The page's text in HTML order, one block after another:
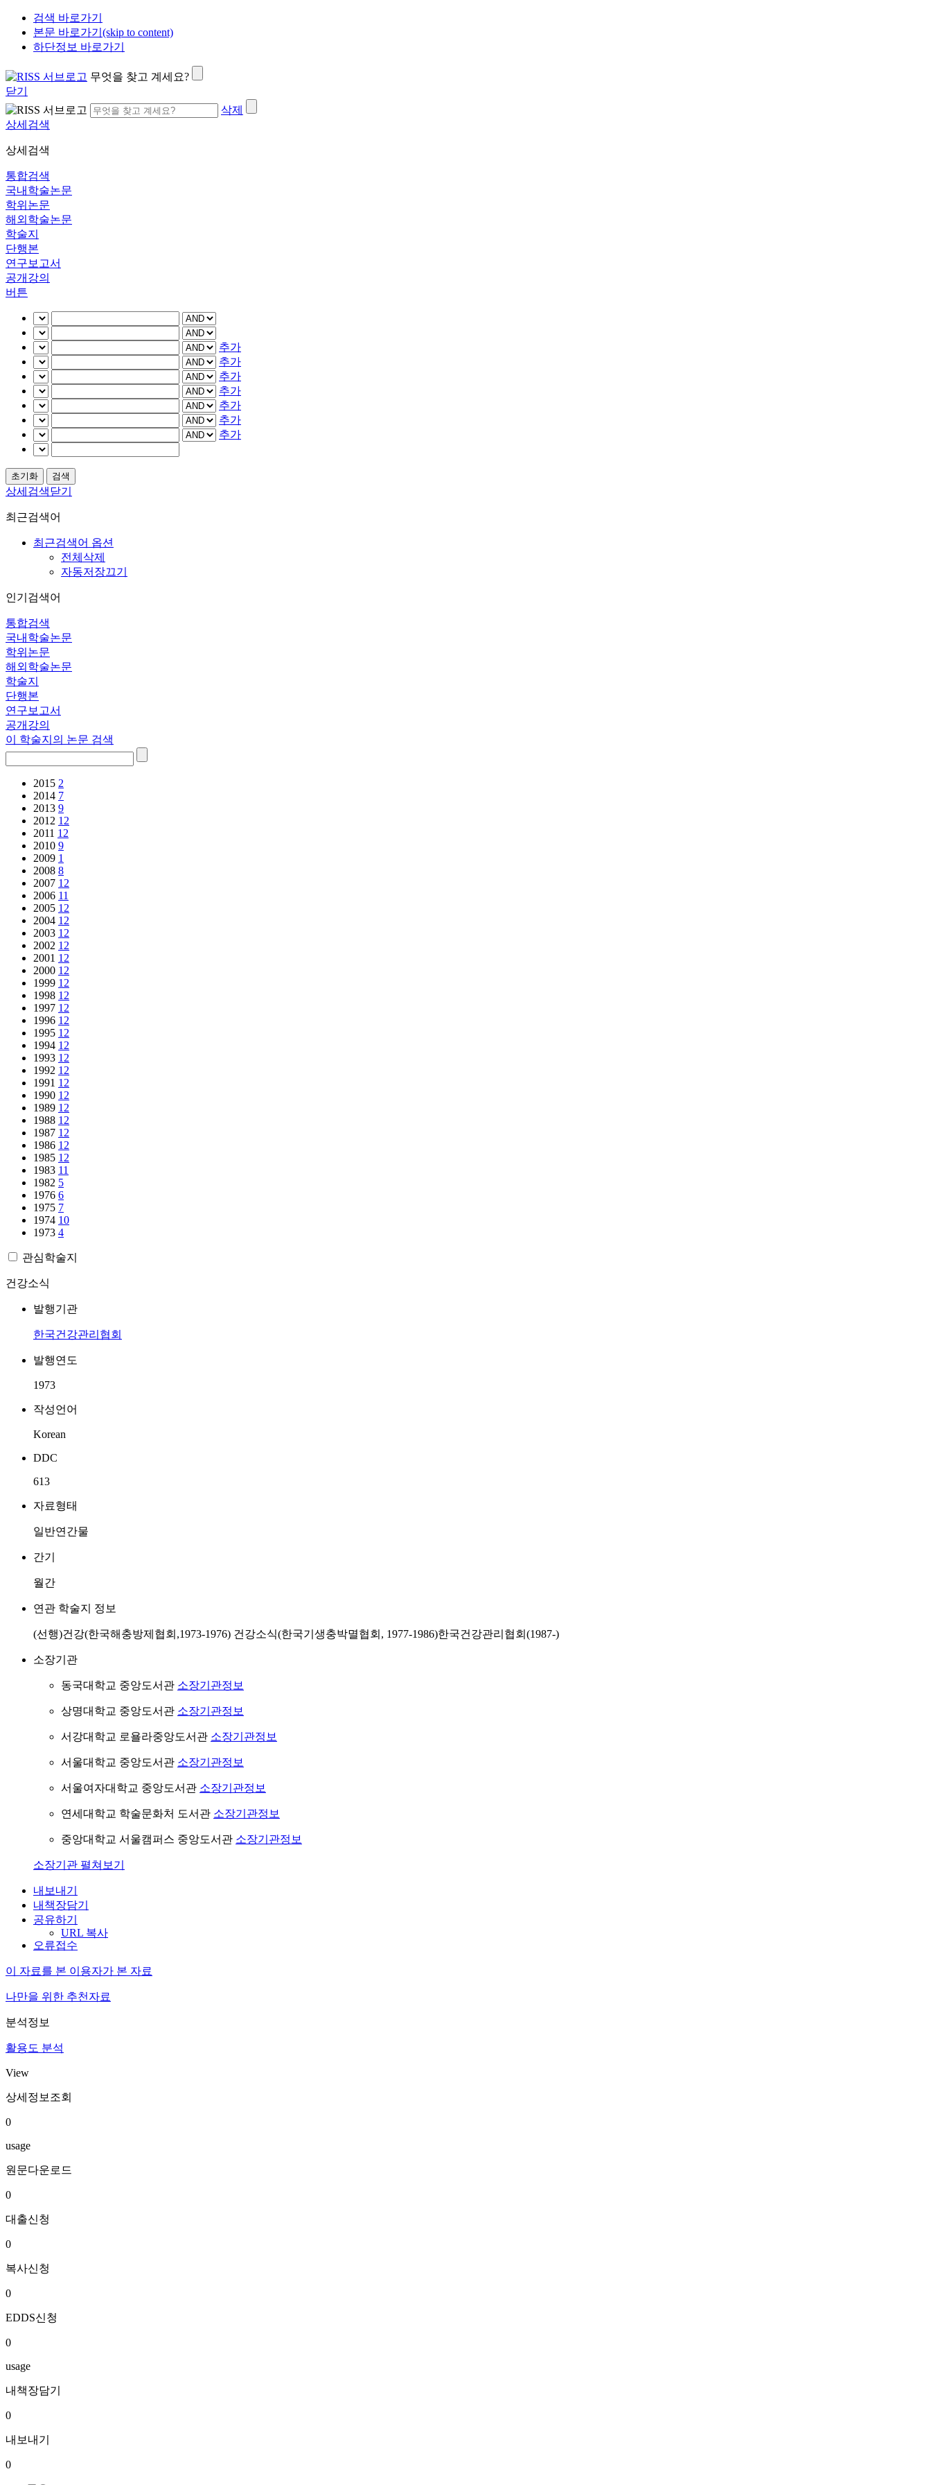
검색 바로가기
본문 바로가기(skip to content)
하단정보 바로가기
무엇을 찾고 계세요?
닫기
삭제
상세검색
상세검색
통합검색
국내학술논문
학위논문
해외학술논문
학술지
단행본
연구보고서
공개강의
버튼
추가
추가
추가
추가
추가
추가
추가
상세검색닫기
최근검색어
최근검색어 옵션
전체삭제
자동저장끄기
인기검색어
통합검색
국내학술논문
학위논문
해외학술논문
학술지
단행본
연구보고서
공개강의
이 학술지의 논문 검색
2015 2
2014 7
2013 9
2012 12
2011 12
2010 9
2009 1
2008 8
2007 12
2006 11
2005 12
2004 12
2003 12
2002 12
2001 12
2000 12
1999 12
1998 12
1997 12
1996 12
1995 12
1994 12
1993 12
1992 12
1991 12
1990 12
1989 12
1988 12
1987 12
1986 12
1985 12
1983 11
1982 5
1976 6
1975 7
1974 10
1973 4
관심학술지
건강소식
발행기관
한국건강관리협회
발행연도
1973
작성언어
Korean
DDC
613
자료형태
일반연간물
간기
월간
연관 학술지 정보
(선행)건강(한국해충방제협회,1973-1976) 건강소식(한국기생충박멸협회, 1977-1986)한국건강관리협회(1987-)
소장기관
동국대학교 중앙도서관 소장기관정보
상명대학교 중앙도서관 소장기관정보
서강대학교 로욜라중앙도서관 소장기관정보
서울대학교 중앙도서관 소장기관정보
서울여자대학교 중앙도서관 소장기관정보
연세대학교 학술문화처 도서관 소장기관정보
중앙대학교 서울캠퍼스 중앙도서관 소장기관정보
소장기관 펼쳐보기
내보내기
내책장담기
공유하기
URL 복사
오류접수
이 자료를 본 이용자가 본 자료
나만을 위한 추천자료
분석정보
활용도 분석
View
상세정보조회
0
usage
원문다운로드
0
대출신청
0
복사신청
0
EDDS신청
0
usage
내책장담기
0
내보내기
0